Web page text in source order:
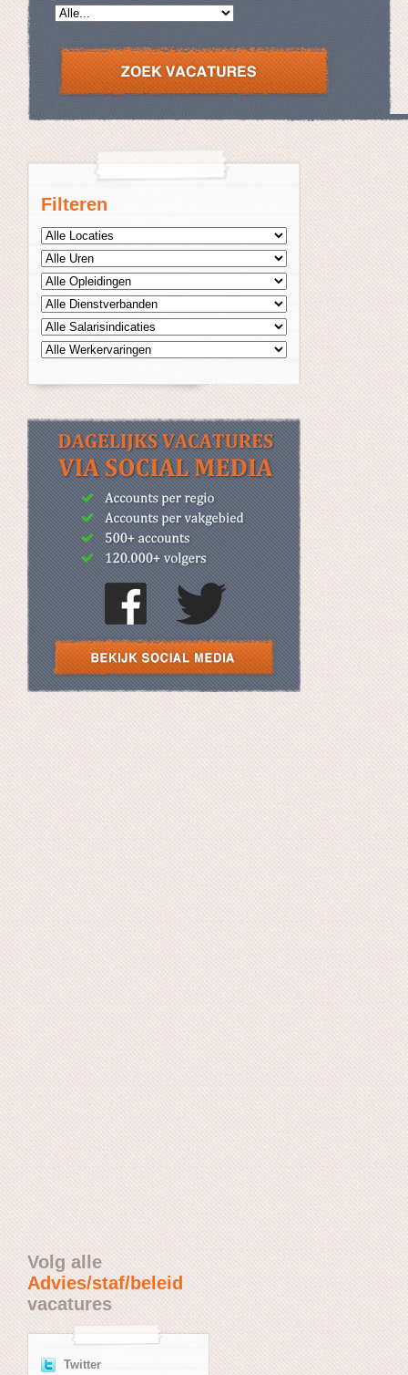
Filteren
Volg alle
Advies/staf/beleid
vacatures
Twitter